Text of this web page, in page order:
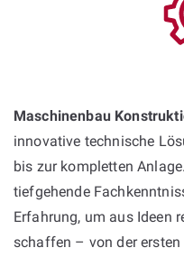
Maschinenbau
innovative technische
bis zur kompletten
tiefgehende
Erfahrung, um aus Ideen
schaffen – von der